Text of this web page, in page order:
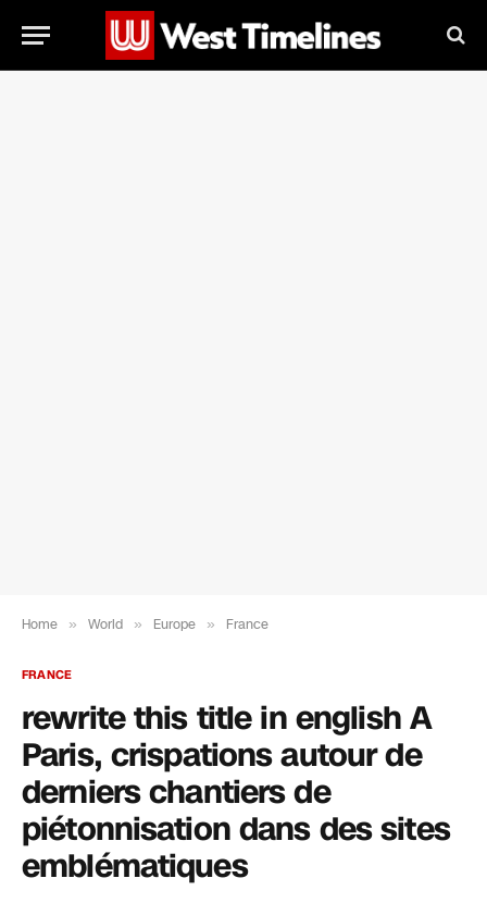
Home » World » Europe » France
FRANCE
rewrite this title in english A
Paris, crispations autour de
derniers chantiers de
piétonnisation dans des sites
emblématiques